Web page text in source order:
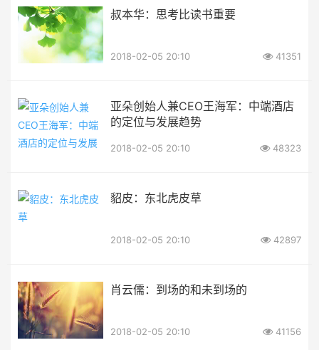
叔本华：思考比读书重要
2018-02-05 20:10 41351
亚朵创始人兼CEO王海军：中端酒店
的定位与发展趋势
2018-02-05 20:10 48323
貂皮：东北虎皮草
2018-02-05 20:10 42897
肖云儒：到场的和未到场的
2018-02-05 20:10 41156